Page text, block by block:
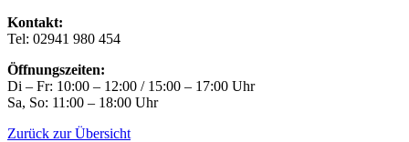
Kontakt:
Tel: 02941 980 454
Öffnungszeiten:
Di – Fr: 10:00 – 12:00 / 15:00 – 17:00 Uhr
Sa, So: 11:00 – 18:00 Uhr
Zurück zur Übersicht